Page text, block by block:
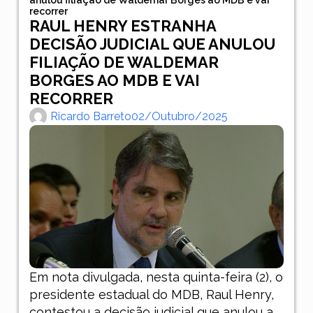
recorrer
RAUL HENRY ESTRANHA
DECISÃO JUDICIAL QUE ANULOU
FILIAÇÃO DE WALDEMAR
BORGES AO MDB E VAI
RECORRER
Ricardo Barreto02/outubro/2025
Em nota divulgada, nesta quinta-feira (2), o
presidente estadual do MDB, Raul Henry,